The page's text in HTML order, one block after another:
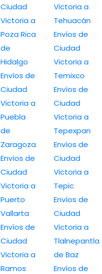
Ciudad
Victoria a
Poza Rica
de
Hidalgo
Envíos de
Ciudad
Victoria a
Puebla
de
Zaragoza
Envíos de
Ciudad
Victoria a
Puerto
Vallarta
Envíos de
Ciudad
Victoria a
Ramos
Victoria a
Tehuacán
Envíos de
Ciudad
Victoria a
Temixco
Envíos de
Ciudad
Victoria a
Tepexpan
Envíos de
Ciudad
Victoria a
Tepic
Envíos de
Ciudad
Victoria a
Tlalnepantla
de Baz
Envíos de